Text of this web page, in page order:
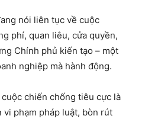
nói liên tục về cuộc
phí, quan liêu, cửa quyền,
Chính phủ kiến tạo – một
nghiệp mà hành động.
chiến chống tiêu cực là
vi phạm pháp luật, bòn rút